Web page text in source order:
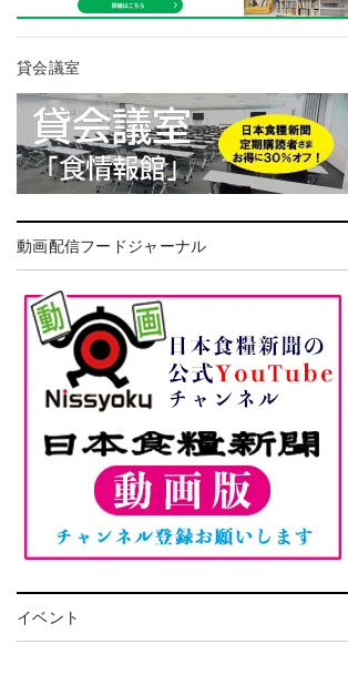
貸会議室
動画配信フードジャーナル
イベント